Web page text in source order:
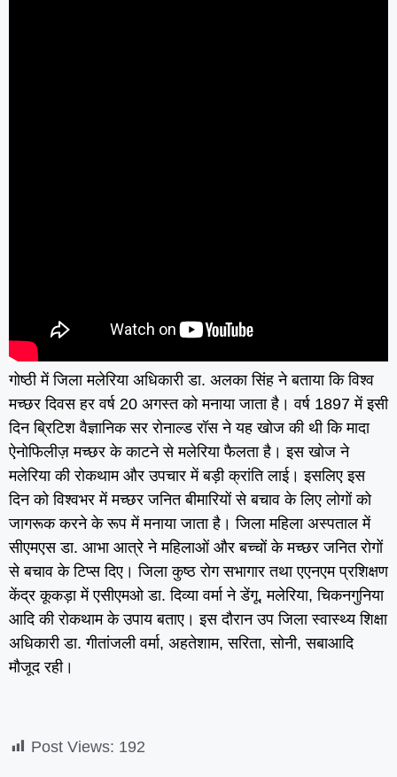
गोष्ठी में जिला मलेरिया अधिकारी डा. अलका सिंह ने बताया कि विश्व
मच्छर दिवस हर वर्ष 20 अगस्त को मनाया जाता है। वर्ष 1897 में इसी
दिन ब्रिटिश वैज्ञानिक सर रोनाल्ड रॉस ने यह खोज की थी कि मादा
ऐनोफिलीज़ मच्छर के काटने से मलेरिया फैलता है। इस खोज ने
मलेरिया की रोकथाम और उपचार में बड़ी क्रांति लाई। इसलिए इस
दिन को विश्वभर में मच्छर जनित बीमारियों से बचाव के लिए लोगों को
जागरूक करने के रूप में मनाया जाता है। जिला महिला अस्पताल में
सीएमएस डा. आभा आत्रे ने महिलाओं और बच्चों के मच्छर जनित रोगों
से बचाव के टिप्स दिए। जिला कुष्ठ रोग सभागार तथा एएनएम प्रशिक्षण
केंद्र कूकड़ा में एसीएमओ डा. दिव्या वर्मा ने डेंगू, मलेरिया, चिकनगुनिया
आदि की रोकथाम के उपाय बताए। इस दौरान उप जिला स्वास्थ्य शिक्षा
अधिकारी डा. गीतांजली वर्मा, अहतेशाम, सरिता, सोनी, सबाआदि
मौजूद रही।
Post Views: 192